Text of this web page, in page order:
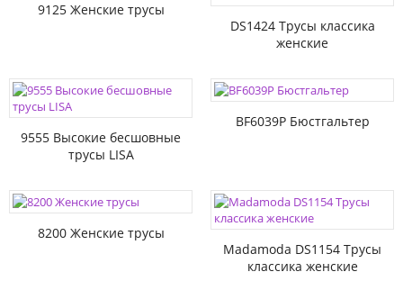
9125 Женские трусы
DS1424 Трусы классика
женские
9555 Высокие бесшовные
трусы LISA
BF6039P Бюстгальтер
8200 Женские трусы
Madamoda DS1154 Трусы
классика женские